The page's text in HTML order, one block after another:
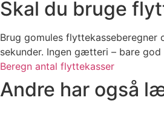
Skal du bruge
Brug gomules flyttekasseberegner
sekunder. Ingen gætteri – bare
Beregn antal flyttekasser
Andre har også